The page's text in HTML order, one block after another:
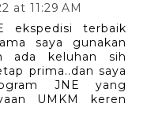
at 11:29 AM
ekspedisi terbaik
saya gunakan
ada keluhan sih
prima..dan saya
JNE yang
UMKM keren